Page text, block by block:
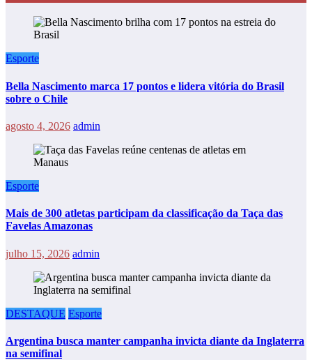
Esporte
Bella Nascimento marca 17 pontos e lidera vitória do Brasil
sobre o Chile
agosto 4, 2026 admin
Esporte
Mais de 300 atletas participam da classificação da Taça das
Favelas Amazonas
julho 15, 2026 admin
DESTAQUE Esporte
Argentina busca manter campanha invicta diante da Inglaterra
na semifinal